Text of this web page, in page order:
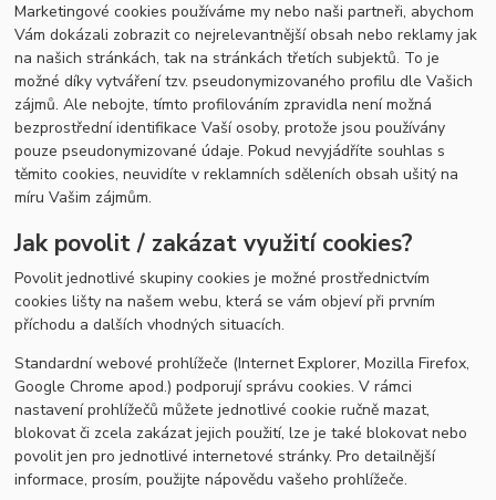
Marketingové cookies používáme my nebo naši partneři, abychom
Vám dokázali zobrazit co nejrelevantnější obsah nebo reklamy jak
na našich stránkách, tak na stránkách třetích subjektů. To je
možné díky vytváření tzv. pseudonymizovaného profilu dle Vašich
zájmů. Ale nebojte, tímto profilováním zpravidla není možná
bezprostřední identifikace Vaší osoby, protože jsou používány
pouze pseudonymizované údaje. Pokud nevyjádříte souhlas s
těmito cookies, neuvidíte v reklamních sděleních obsah ušitý na
míru Vašim zájmům.
Jak povolit / zakázat využití cookies?
Povolit jednotlivé skupiny cookies je možné prostřednictvím
cookies lišty na našem webu, která se vám objeví při prvním
příchodu a dalších vhodných situacích.
Standardní webové prohlížeče (Internet Explorer, Mozilla Firefox,
Google Chrome apod.) podporují správu cookies. V rámci
nastavení prohlížečů můžete jednotlivé cookie ručně mazat,
blokovat či zcela zakázat jejich použití, lze je také blokovat nebo
povolit jen pro jednotlivé internetové stránky. Pro detailnější
informace, prosím, použijte nápovědu vašeho prohlížeče.